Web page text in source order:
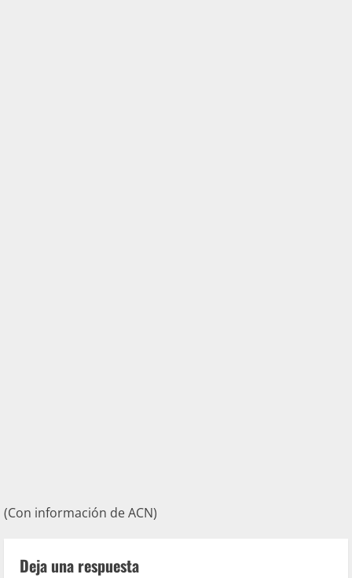
(Con información de ACN)
Deja una respuesta